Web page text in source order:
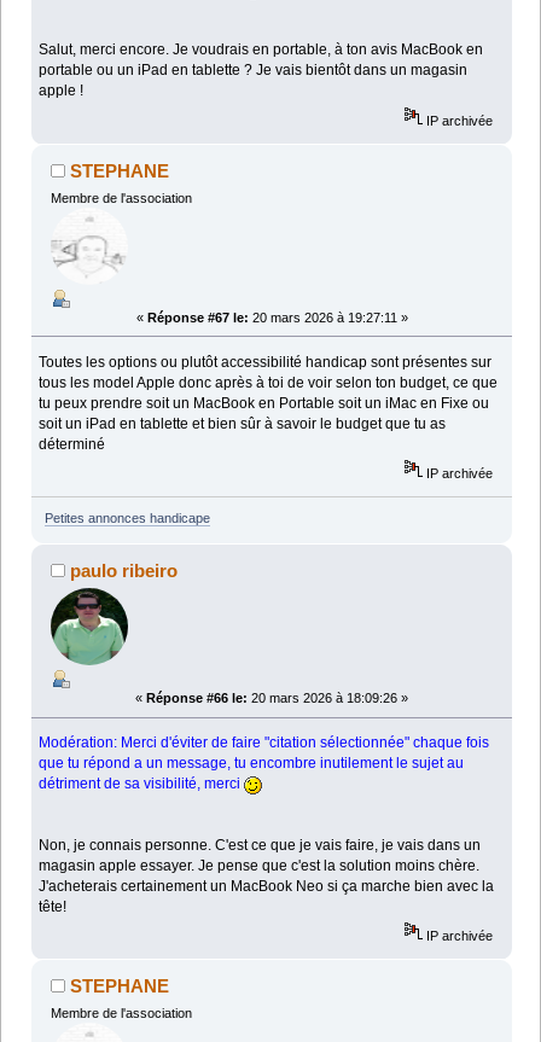
Salut, merci encore. Je voudrais en portable, à ton avis MacBook en
portable ou un iPad en tablette ? Je vais bientôt dans un magasin
apple !
IP archivée
STEPHANE
Membre de l'association
« Réponse #67 le: 20 mars 2026 à 19:27:11 »
Toutes les options ou plutôt accessibilité handicap sont présentes sur
tous les model Apple donc après à toi de voir selon ton budget, ce que
tu peux prendre soit un MacBook en Portable soit un iMac en Fixe ou
soit un iPad en tablette et bien sûr à savoir le budget que tu as
déterminé
IP archivée
Petites annonces handicape
paulo ribeiro
« Réponse #66 le: 20 mars 2026 à 18:09:26 »
Modération: Merci d'éviter de faire "citation sélectionnée" chaque fois
que tu répond a un message, tu encombre inutilement le sujet au
détriment de sa visibilité, merci
Non, je connais personne. C'est ce que je vais faire, je vais dans un
magasin apple essayer. Je pense que c'est la solution moins chère.
J'acheterais certainement un MacBook Neo si ça marche bien avec la
tête!
IP archivée
STEPHANE
Membre de l'association